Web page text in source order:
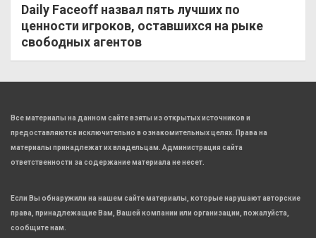
Daily Faceoff назвал пять лучших по
ценности игроков, оставшихся на рыке
свободных агентов
Все материалы на данном сайте взяты из открытых источников и
предоставляются исключительно в ознакомительных целях. Права на
материалы принадлежат их владельцам. Администрация сайта
ответственности за содержание материала не несет.
Если Вы обнаружили на нашем сайте материалы, которые нарушают авторские
права, принадлежащие Вам, Вашей компании или организации, пожалуйста,
сообщите нам.